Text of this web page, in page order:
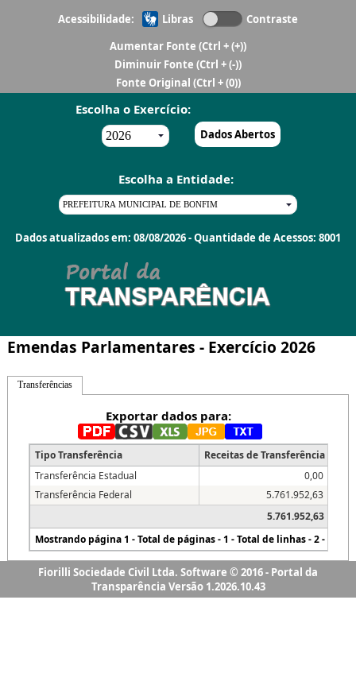
Acessibilidade: Libras
Contraste
Aumentar Fonte (Ctrl + (+))
Diminuir Fonte (Ctrl + (-))
Fonte Original (Ctrl + (0))
Escolha o Exercício:
Dados Abertos
Escolha a Entidade:
Dados atualizados em: 08/08/2026 - Quantidade de Acessos: 8001
Fiorilli Sociedade Civil Ltda. Software © 2016 - Portal da
Transparência Versão 1.2026.10.43